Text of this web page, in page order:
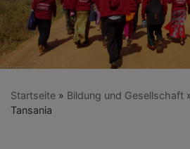
Startseite Bildung und Gesellschaft
Tansania